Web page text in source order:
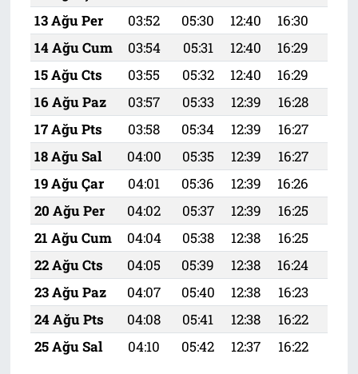
13 Ağu Per
03:52 05:30 12:40 16:30
14 Ağu Cum
03:54 05:31 12:40 16:29
15 Ağu Cts
03:55 05:32 12:40 16:29
16 Ağu Paz
03:57 05:33 12:39 16:28
17 Ağu Pts
03:58 05:34 12:39 16:27
18 Ağu Sal
04:00 05:35 12:39 16:27
19 Ağu Çar
04:01 05:36 12:39 16:26
20 Ağu Per
04:02 05:37 12:39 16:25
21 Ağu Cum
04:04 05:38 12:38 16:25
22 Ağu Cts
04:05 05:39 12:38 16:24
23 Ağu Paz
04:07 05:40 12:38 16:23
24 Ağu Pts
04:08 05:41 12:38 16:22
25 Ağu Sal
04:10 05:42 12:37 16:22